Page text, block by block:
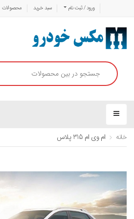
ورود / ثبت نام سبد خرید محصولات
خانه ام وی ام 315 پلاس